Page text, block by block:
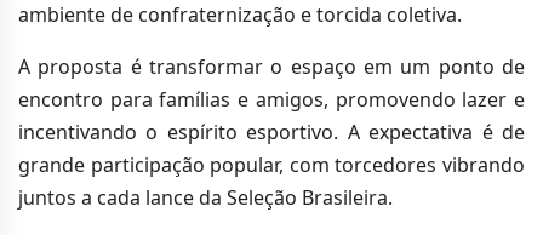
ambiente de confraternização e torcida coletiva.
A proposta é transformar o espaço em um ponto de
encontro para famílias e amigos, promovendo lazer e
incentivando o espírito esportivo. A expectativa é de
grande participação popular, com torcedores vibrando
juntos a cada lance da Seleção Brasileira.